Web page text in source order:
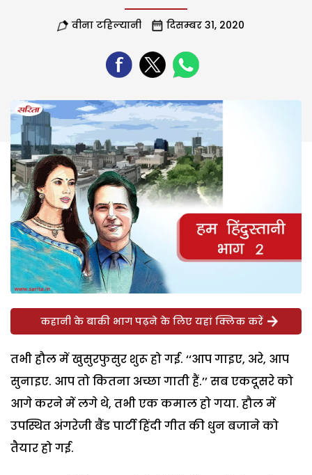
वीना टहिल्यानी दिसम्बर 31, 2020
कहानी के बाकी भाग पढ़ने के लिए यहां क्लिक करें
तभी हौल में खुसुरफुसुर शुरू हो गई. ‘‘आप गाइए, अरे, आप
सुनाइए. आप तो कितना अच्छा गाती हैं.’’ सब एकदूसरे को
आगे करने में लगे थे, तभी एक कमाल हो गया. हौल में
उपस्थित अंगरेजी बैंड पार्टी हिंदी गीत की धुन बजाने को
तैयार हो गई.